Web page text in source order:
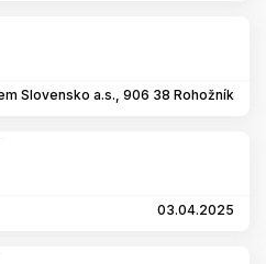
Slovensko a.s., 906 38 Rohožník
03.04.2025